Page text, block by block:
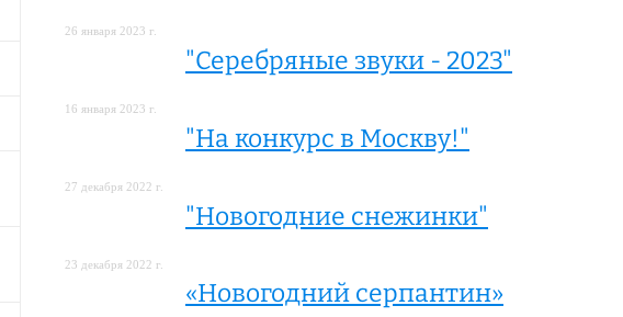
26 января 2023 г.
"Серебряные звуки - 2023"
16 января 2023 г.
"На конкурс в Москву!"
27 декабря 2022 г.
"Новогодние снежинки"
23 декабря 2022 г.
«Новогодний серпантин»